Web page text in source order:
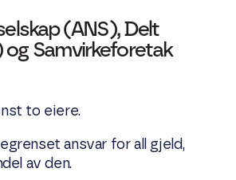
(ANS), Delt
og Samvirkeforetak
to eiere.
ansvar for all gjeld,
av den.